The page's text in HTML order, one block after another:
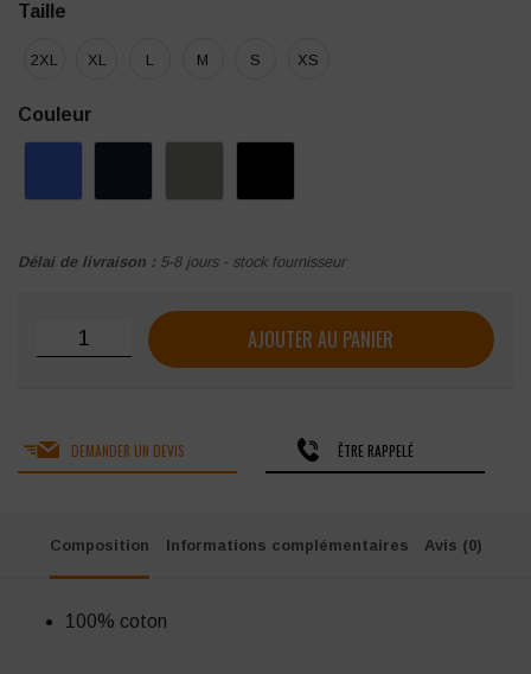
Taille
2XL XL L M S XS
Couleur
Délai de livraison : 5-8 jours - stock fournisseur
quantité de Pantalon de travail femme PAYPER FOREST
AJOUTER AU PANIER
DEMANDER UN DEVIS ÊTRE RAPPELÉ
Composition Informations complémentaires Avis (0)
100% coton